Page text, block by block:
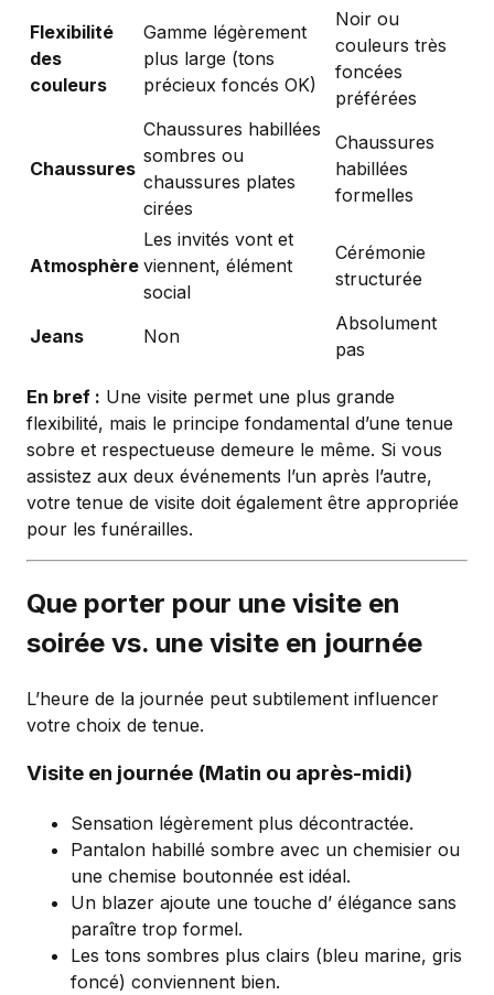
Flexibilité
des
couleurs
Gamme légèrement
plus large (tons
précieux foncés OK)
Noir ou
couleurs très
foncées
préférées
Chaussures
Chaussures habillées
sombres ou
chaussures plates
cirées
Chaussures
habillées
formelles
Atmosphère
Les invités vont et
viennent, élément
social
Cérémonie
structurée
Jeans Non
Absolument
pas
En bref : Une visite permet une plus grande
flexibilité, mais le principe fondamental d’une tenue
sobre et respectueuse demeure le même. Si vous
assistez aux deux événements l’un après l’autre,
votre tenue de visite doit également être appropriée
pour les funérailles.
Que porter pour une visite en
soirée vs. une visite en journée
L’heure de la journée peut subtilement influencer
votre choix de tenue.
Visite en journée (Matin ou après-midi)
Sensation légèrement plus décontractée.
Pantalon habillé sombre avec un chemisier ou
une chemise boutonnée est idéal.
Un blazer ajoute une touche d’ élégance sans
paraître trop formel.
Les tons sombres plus clairs (bleu marine, gris
foncé) conviennent bien.